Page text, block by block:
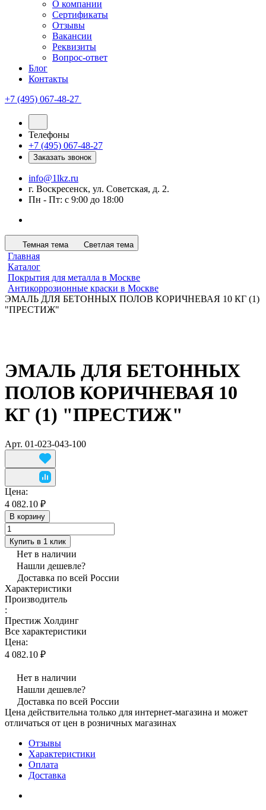
О компании
Сертификаты
Отзывы
Вакансии
Реквизиты
Вопрос-ответ
Блог
Контакты
+7 (495) 067-48-27
Телефоны
+7 (495) 067-48-27
Заказать звонок
info@1lkz.ru
г. Воскресенск, ул. Советская, д. 2.
Пн - Пт: с 9:00 до 18:00
Темная тема Светлая тема
Главная
Каталог
Покрытия для металла в Москве
Антикоррозионные краски в Москве
ЭМАЛЬ ДЛЯ БЕТОННЫХ ПОЛОВ КОРИЧНЕВАЯ 10 КГ (1)
"ПРЕСТИЖ"
ЭМАЛЬ ДЛЯ БЕТОННЫХ
ПОЛОВ КОРИЧНЕВАЯ 10
КГ (1) "ПРЕСТИЖ"
Арт. 01-023-043-100
Цена:
4 082.10 ₽
В корзину
Купить в 1 клик
Нет в наличии
Нашли дешевле?
Доставка по всей России
Характеристики
Производитель
:
Престиж Холдинг
Все характеристики
Цена:
4 082.10 ₽
Нет в наличии
Нашли дешевле?
Доставка по всей России
Цена действительна только для интернет-магазина и может
отличаться от цен в розничных магазинах
Отзывы
Характеристики
Оплата
Доставка